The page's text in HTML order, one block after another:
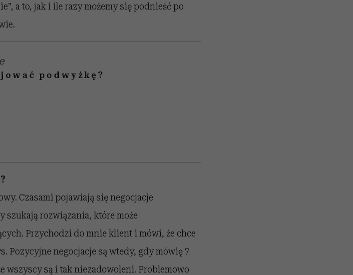
a to, jak i ile razy możemy się podnieść po
podwyżkę?
Czasami pojawiają się negocjacje
rozwiązania, które może
Przychodzi do mnie klient i mówi, że chce
Pozycyjne negocjacje są wtedy, gdy mówię 7
wszyscy są i tak niezadowoleni. Problemowo